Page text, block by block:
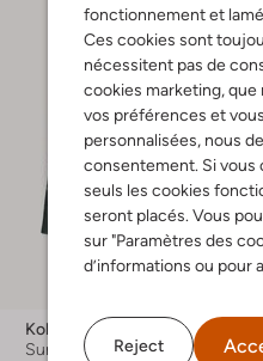
fonctionnement et
Ces cookies sont
nécessitent pas de
cookies marketing,
vos préférences et
personnalisées, nous
consentement. Si vous
seuls les cookies
seront placés. Vous
sur "Paramètres des
d’informations ou pour
Reject
Koko Noko
Surchemise